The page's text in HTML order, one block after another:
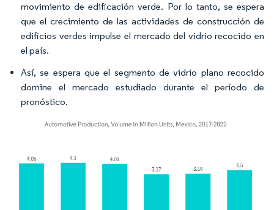
movimiento de edificación verde. Por lo tanto, se espera
que el crecimiento de las actividades de construcción de
edificios verdes impulse el mercado del vidrio recocido en
el país.
Así, se espera que el segmento de vidrio plano recocido
domine el mercado estudiado durante el período de
pronóstico.